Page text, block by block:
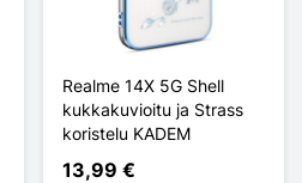
Realme 14X 5G Shell
kukkakuvioitu ja Strass
koristelu KADEM
13,99 €